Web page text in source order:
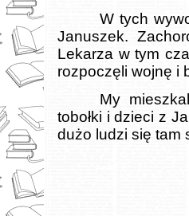
W tych
Januszek.
Lekarza w tym
rozpoczęli wojnę i
My
tobołki i dzieci z
dużo ludzi się tam